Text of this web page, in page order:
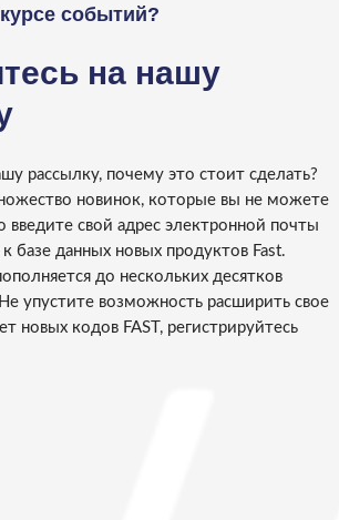
событий?
на нашу
рассылку, почему это стоит сделать?
новинок, которые вы не можете
введите свой адрес электронной почты
базе данных новых продуктов Fast.
до нескольких десятков
упустите возможность расширить свое
новых кодов FAST, регистрируйтесь